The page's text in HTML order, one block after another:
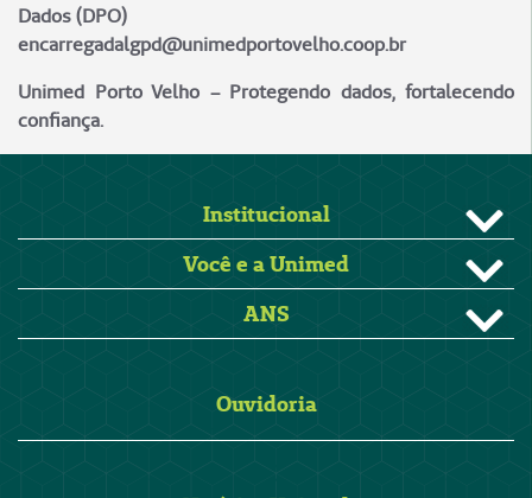
Dados (DPO)
encarregadalgpd@unimedportovelho.coop.br
Unimed Porto Velho – Protegendo dados, fortalecendo
confiança.
Institucional
Você e a Unimed
ANS
Ouvidoria